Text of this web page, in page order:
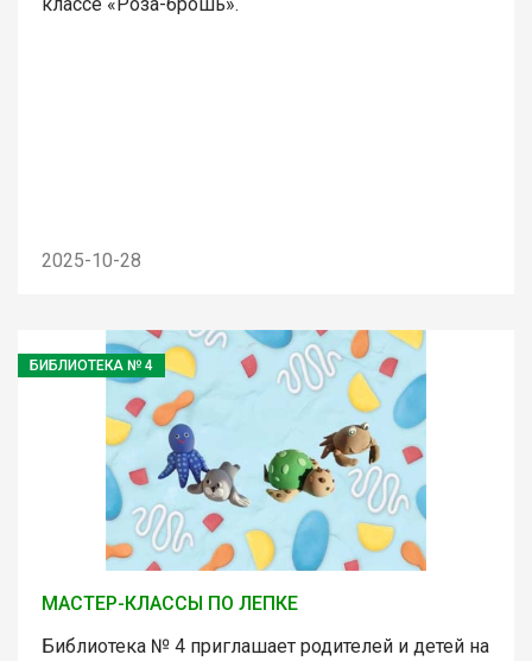
2025-10-28
БИБЛИОТЕКА № 4
МАСТЕР-КЛАССЫ ПО ЛЕПКЕ
Библиотека № 4 приглашает родителей и детей на